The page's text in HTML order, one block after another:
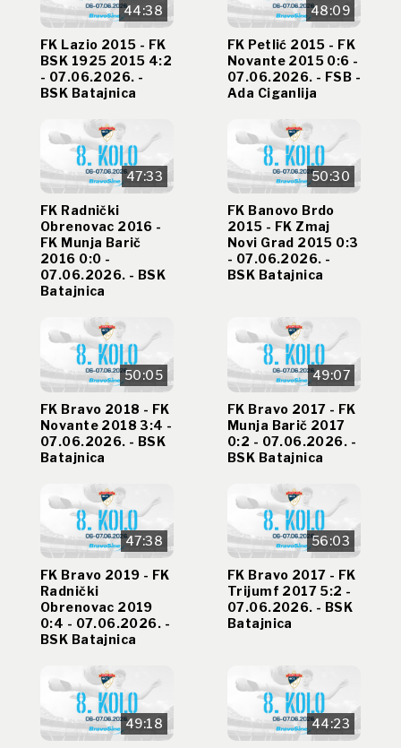
44:38
FK Lazio 2015 - FK
BSK 1925 2015 4:2
- 07.06.2026. -
BSK Batajnica
48:09
FK Petlić 2015 - FK
Novante 2015 0:6 -
07.06.2026. - FSB -
Ada Ciganlija
47:33
FK Radnički
Obrenovac 2016 -
FK Munja Barič
2016 0:0 -
07.06.2026. - BSK
Batajnica
50:30
FK Banovo Brdo
2015 - FK Zmaj
Novi Grad 2015 0:3
- 07.06.2026. -
BSK Batajnica
50:05
FK Bravo 2018 - FK
Novante 2018 3:4 -
07.06.2026. - BSK
Batajnica
49:07
FK Bravo 2017 - FK
Munja Barič 2017
0:2 - 07.06.2026. -
BSK Batajnica
47:38
FK Bravo 2019 - FK
Radnički
Obrenovac 2019
0:4 - 07.06.2026. -
BSK Batajnica
56:03
FK Bravo 2017 - FK
Trijumf 2017 5:2 -
07.06.2026. - BSK
Batajnica
49:18 44:23